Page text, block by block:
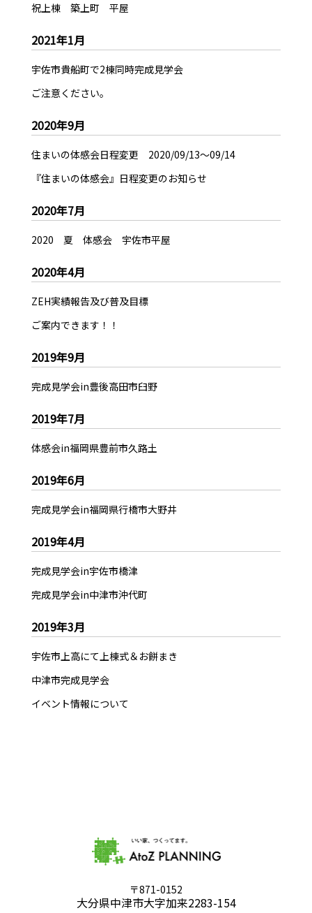
祝上棟 築上町 平屋
2021年1月
宇佐市貴船町で2棟同時完成見学会
ご注意ください。
2020年9月
住まいの体感会日程変更 2020/09/13～09/14
『住まいの体感会』日程変更のお知らせ
2020年7月
2020 夏 体感会 宇佐市平屋
2020年4月
ZEH実績報告及び普及目標
ご案内できます！！
2019年9月
完成見学会in豊後高田市臼野
2019年7月
体感会in福岡県豊前市久路土
2019年6月
完成見学会in福岡県行橋市大野井
2019年4月
完成見学会in宇佐市橋津
完成見学会in中津市沖代町
2019年3月
宇佐市上高にて上棟式＆お餅まき
中津市完成見学会
イベント情報について
〒871-0152
大分県中津市大字加来2283-154